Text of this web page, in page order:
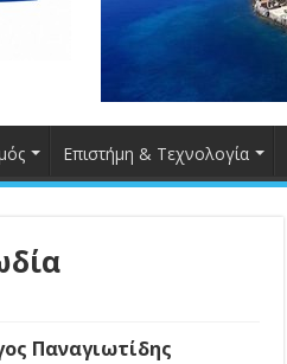
Επιστήμη & Τεχνολογία
Παναγιωτίδης